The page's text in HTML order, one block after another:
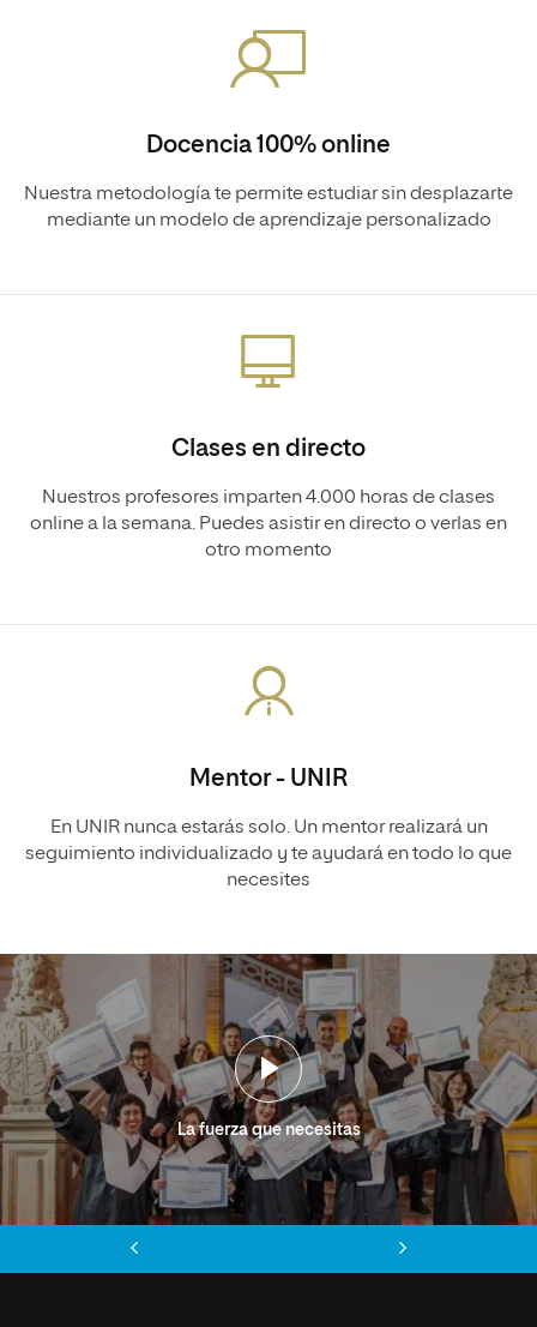
Docencia 100% online
Nuestra metodología te permite estudiar sin desplazarte
mediante un modelo de aprendizaje personalizado
Clases en directo
Nuestros profesores imparten 4.000 horas de clases
online a la semana. Puedes asistir en directo o verlas en
otro momento
Mentor - UNIR
En UNIR nunca estarás solo. Un mentor realizará un
seguimiento individualizado y te ayudará en todo lo que
necesites
La fuerza que necesitas